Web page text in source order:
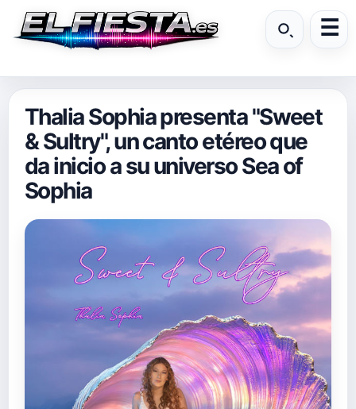
Thalia Sophia presenta "Sweet
& Sultry", un canto etéreo que
da inicio a su universo Sea of
Sophia